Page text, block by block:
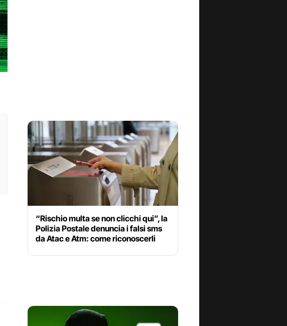
“Rischio multa se non clicchi qui”, la
Polizia Postale denuncia i falsi sms
da Atac e Atm: come riconoscerli